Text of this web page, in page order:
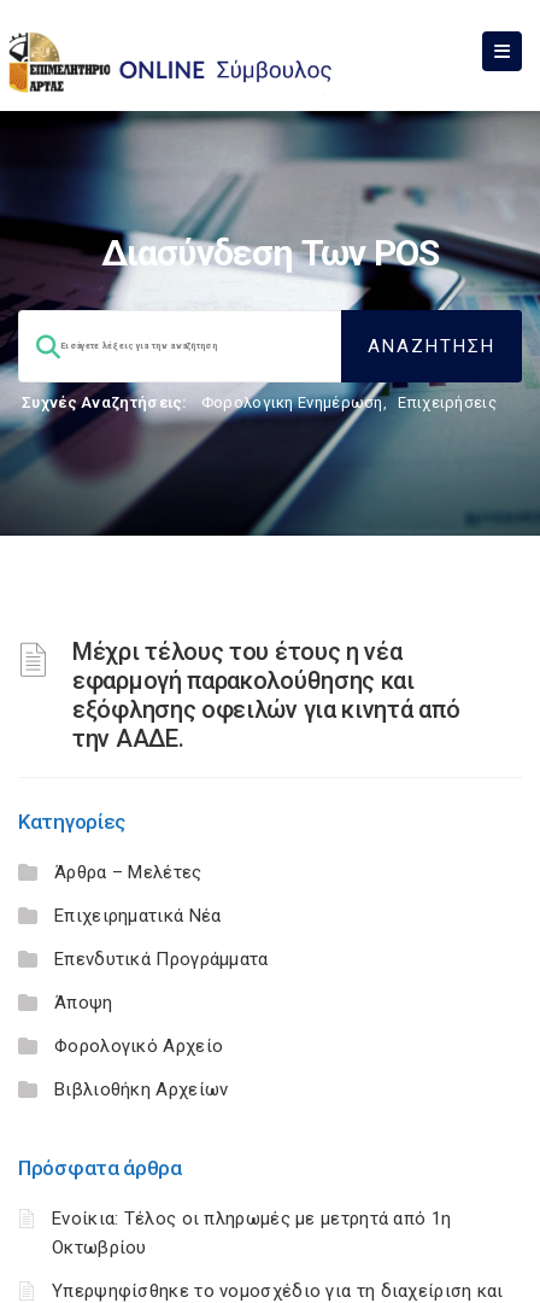
Διασύνδεση Των POS
Συχνές Αναζητήσεις: Φορολογικη Ενημέρωση, Επιχειρήσεις
Μέχρι τέλους του έτους η νέα
εφαρμογή παρακολούθησης και
εξόφλησης οφειλών για κινητά από
την ΑΑΔΕ.
Κατηγορίες
Άρθρα – Μελέτες
Επιχειρηματικά Νέα
Επενδυτικά Προγράμματα
Άποψη
Φορολογικό Αρχείο
Βιβλιοθήκη Αρχείων
Πρόσφατα άρθρα
Ενοίκια: Τέλος οι πληρωμές με μετρητά από 1η
Οκτωβρίου
Υπερψηφίσθηκε το νομοσχέδιο για τη διαχείριση και